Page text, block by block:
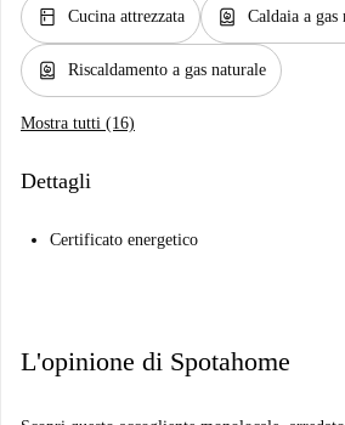
kitchen Cucina attrezzata water_heater Caldaia a gas
water_heater Riscaldamento a gas naturale
Mostra tutti (16)
Dettagli
Certificato energetico
L'opinione di Spotahome